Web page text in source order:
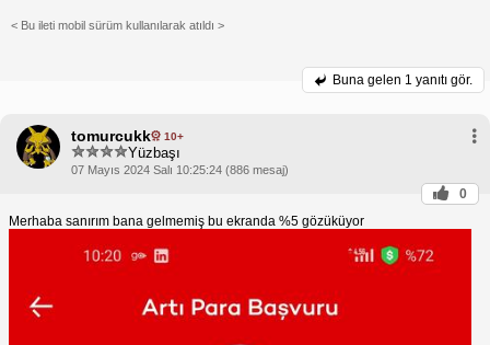
< Bu ileti mobil sürüm kullanılarak atıldı >
Buna gelen 1 yanıtı gör.
tomurcukk 10+
Yüzbaşı
07 Mayıs 2024 Salı 10:25:24 (886 mesaj)
0
Merhaba sanırım bana gelmemiş bu ekranda %5 gözüküyor